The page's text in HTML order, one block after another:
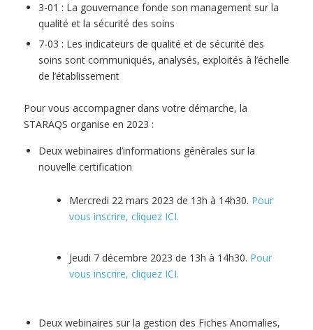
3-01 : La gouvernance fonde son management sur la
qualité et la sécurité des soins
7-03 : Les indicateurs de qualité et de sécurité des
soins sont communiqués, analysés, exploités à l’échelle
de l’établissement
Pour vous accompagner dans votre démarche, la
STARAQS organise en 2023 :
Deux webinaires d’informations générales sur la
nouvelle certification
Mercredi 22 mars 2023 de 13h à 14h30. Pour
vous inscrire, cliquez ICI.
Jeudi 7 décembre 2023 de 13h à 14h30. Pour
vous inscrire, cliquez ICI.
Deux webinaires sur la gestion des Fiches Anomalies,